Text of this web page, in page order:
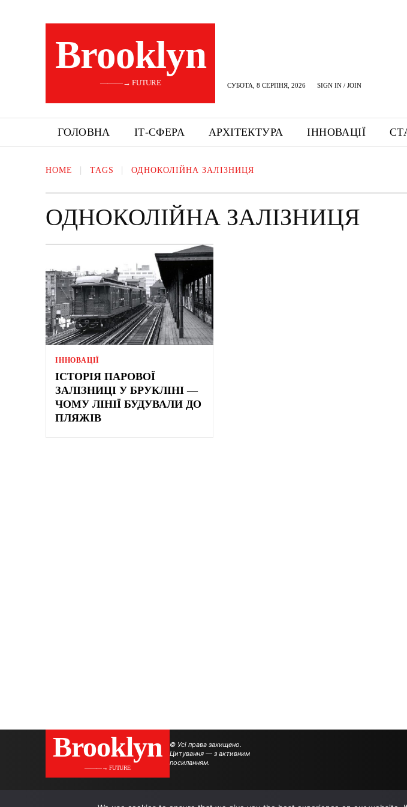
Brooklyn
———→ FUTURE СУБОТА, 8 СЕРПНЯ, 2026 SIGN IN / JOIN
ГОЛОВНА ІТ-СФЕРА АРХІТЕКТУРА ІННОВАЦІЇ
HOME TAGS ОДНОКОЛІЙНА ЗАЛІЗНИЦЯ
ОДНОКОЛІЙНА ЗАЛІЗНИЦЯ
ІННОВАЦІЇ
ІСТОРІЯ ПАРОВОЇ
ЗАЛІЗНИЦІ У БРУКЛІНІ —
ЧОМУ ЛІНІЇ БУДУВАЛИ ДО
ПЛЯЖІВ
Brooklyn
———→ FUTURE
© Усі права захищено.
Цитування — з активним
посиланням.